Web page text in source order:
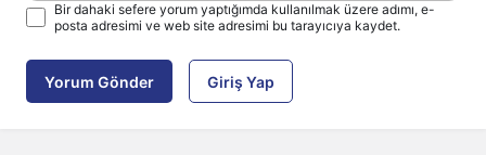
Bir dahaki sefere yorum yaptığımda kullanılmak üzere adımı, e-
posta adresimi ve web site adresimi bu tarayıcıya kaydet.
Yorum Gönder Giriş Yap